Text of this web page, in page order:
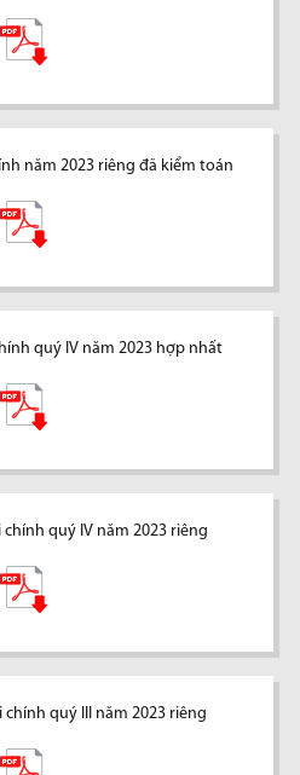
năm 2023 riêng đã kiểm toán
quý IV năm 2023 hợp nhất
chính quý IV năm 2023 riêng
chính quý III năm 2023 riêng